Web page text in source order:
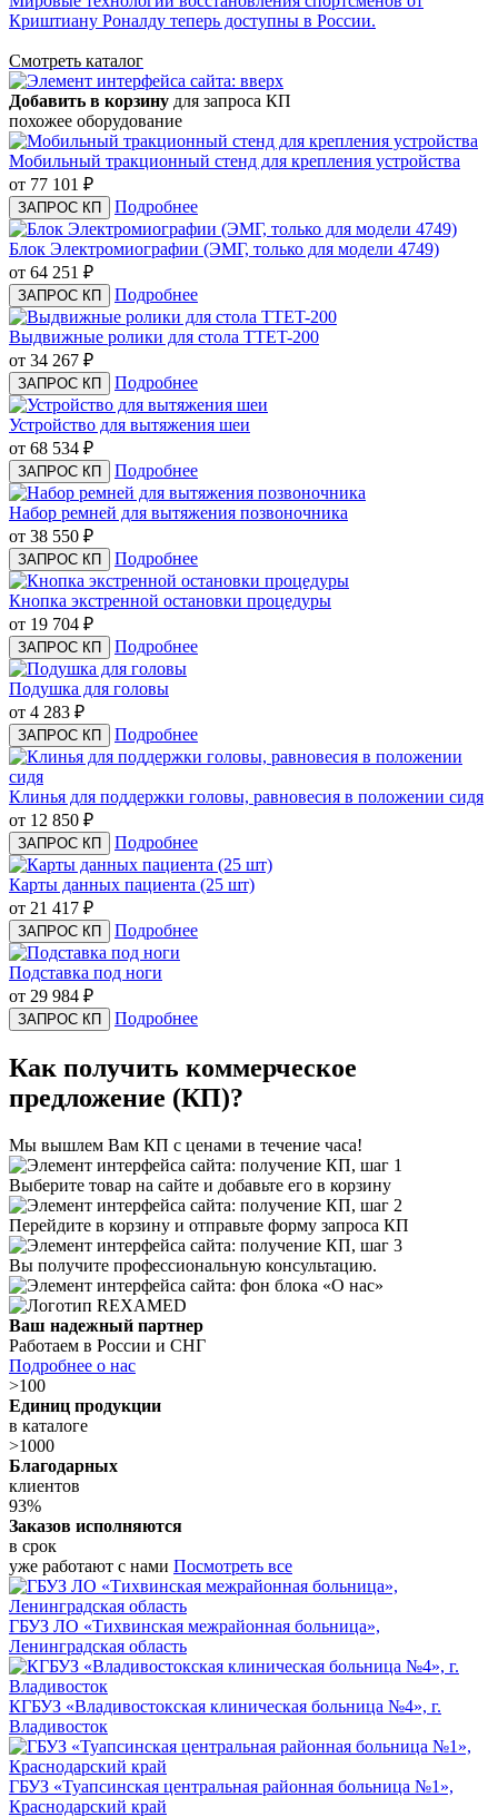
Криштиану Роналду теперь доступны в России.
Смотреть каталог
Добавить в корзину для запроса КП
похожее оборудование
Мобильный тракционный стенд для крепления устройства
от 77 101 ₽
ЗАПРОС КП Подробнее
Блок Электромиографии (ЭМГ, только для модели 4749)
от 64 251 ₽
ЗАПРОС КП Подробнее
Выдвижные ролики для стола TTET-200
от 34 267 ₽
ЗАПРОС КП Подробнее
Устройство для вытяжения шеи
от 68 534 ₽
ЗАПРОС КП Подробнее
Набор ремней для вытяжения позвоночника
от 38 550 ₽
ЗАПРОС КП Подробнее
Кнопка экстренной остановки процедуры
от 19 704 ₽
ЗАПРОС КП Подробнее
Подушка для головы
от 4 283 ₽
ЗАПРОС КП Подробнее
Клинья для поддержки головы, равновесия в положении сидя
от 12 850 ₽
ЗАПРОС КП Подробнее
Карты данных пациента (25 шт)
от 21 417 ₽
ЗАПРОС КП Подробнее
Подставка под ноги
от 29 984 ₽
ЗАПРОС КП Подробнее
Как получить коммерческое
предложение (КП)?
Мы вышлем Вам КП с ценами в течение часа!
Выберите товар на сайте и добавьте его в корзину
Перейдите в корзину и отправьте форму запроса КП
Вы получите профессиональную консультацию.
Ваш надежный партнер
Работаем в России и СНГ
Подробнее о нас
>100
Единиц продукции
в каталоге
>1000
Благодарных
клиентов
93%
Заказов исполняются
в срок
уже работают с нами Посмотреть все
ГБУЗ ЛО «Тихвинская межрайонная больница»,
Ленинградская область
КГБУЗ «Владивостокская клиническая больница №4», г.
Владивосток
ГБУЗ «Туапсинская центральная районная больница №1»,
Краснодарский край